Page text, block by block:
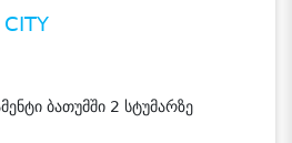
CITY
ბათუმში 2 სტუმარზე